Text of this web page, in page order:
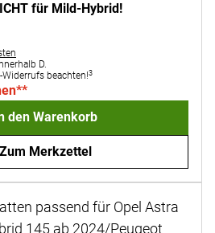
für Mild-Hybrid!
D.
beachten!3
den Warenkorb
Zum Merkzettel
passend für Opel Astra
145 ab 2024/Peugeot